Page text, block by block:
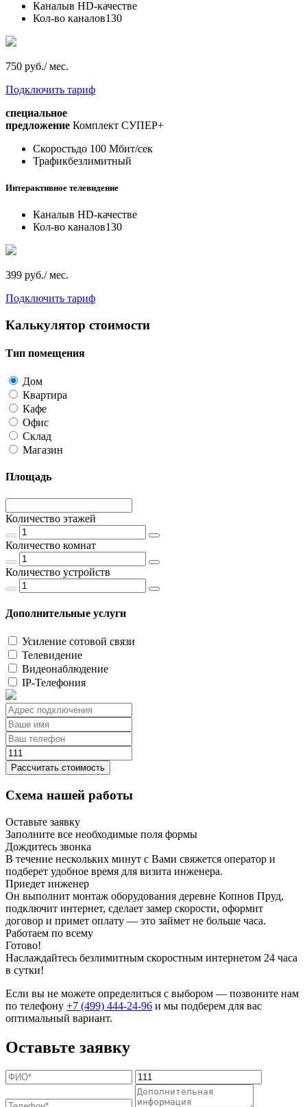
Каналыв HD-качестве
Кол-во каналов130
750 руб./ мес.
Подключить тариф
специальное
предложение Комплект СУПЕР+
Скоростьдо 100 Мбит/сек
Трафикбезлимитный
Интерактивное телевидение
Каналыв HD-качестве
Кол-во каналов130
399 руб./ мес.
Подключить тариф
Калькулятор стоимости
Тип помещения
Дом
Квартира
Кафе
Офис
Склад
Магазин
Площадь
Количество этажей
Количество комнат
Количество устройств
Дополнительные услуги
Усиление сотовой связи
Телевидение
Видеонаблюдение
IP-Телефония
Рассчитать стоимость
Схема нашей работы
Оставьте заявку
Заполните все необходимые поля формы
Дождитесь звонка
В течение нескольких минут с Вами свяжется оператор и
подберет удобное время для визита инженера.
Приедет инженер
Он выполнит монтаж оборудования деревне Копнов Пруд,
подключит интернет, сделает замер скорости, оформит
договор и примет оплату — это займет не больше часа.
Работаем по всему
Готово!
Наслаждайтесь безлимитным скоростным интернетом 24 часа
в сутки!
Если вы не можете определиться с выбором — позвоните нам
по телефону +7 (499) 444-24-96 и мы подберем для вас
оптимальный вариант.
Оставьте заявку